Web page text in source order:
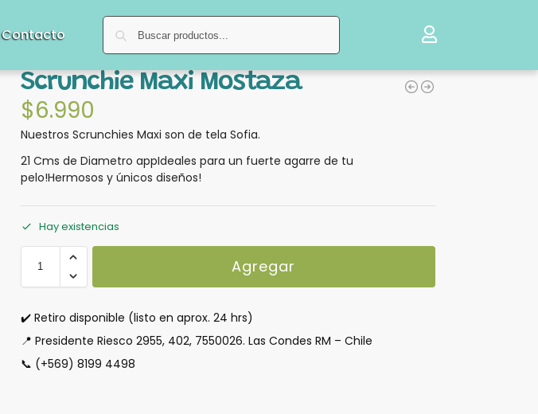
Contacto
Scrunchie Maxi Mostaza
$6.990
Nuestros Scrunchies Maxi son de tela Sofia.
21 Cms de Diametro appIdeales para un fuerte agarre de tu
pelo!Hermosos y únicos diseños!
Hay existencias
Agregar
✔️ Retiro disponible (listo en aprox. 24 hrs)
📍 Presidente Riesco 2955, 402, 7550026. Las Condes RM – Chile
📞 (+569) 8199 4498